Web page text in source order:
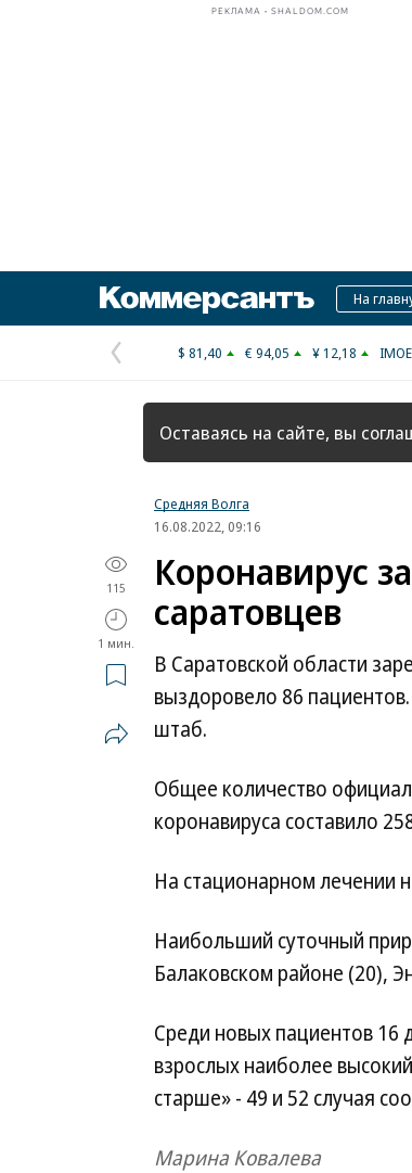
РЕКЛАМА • SHALDOM.COM
Коммерсантъ
На
Предыдущая
страница
$ 81,40 € 94,05 ¥ 12,18
Оставаясь на сайте, вы
Средняя Волга
16.08.2022, 09:16
115
1 мин.
Коронавирус
саратовцев
В Саратовской области
выздоровело 86
штаб.
Общее количество
коронавируса составило
На стационарном лечении
Наибольший суточный
Балаковском районе (20),
Среди новых пациентов 16
взрослых наиболее
старше» - 49 и 52 случая
Марина Ковалева